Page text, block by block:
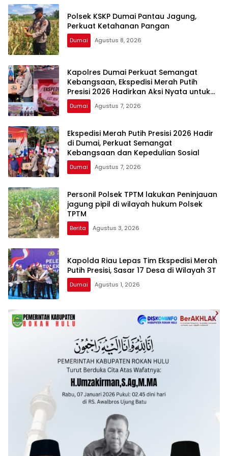
Polsek KSKP Dumai Pantau Jagung,
Perkuat Ketahanan Pangan
Dumai Agustus 8, 2026
Kapolres Dumai Perkuat Semangat
Kebangsaan, Ekspedisi Merah Putih
Presisi 2026 Hadirkan Aksi Nyata untuk
Rakyat
Dumai Agustus 7, 2026
Ekspedisi Merah Putih Presisi 2026 Hadir
di Dumai, Perkuat Semangat
Kebangsaan dan Kepedulian Sosial
Dumai Agustus 7, 2026
Personil Polsek TPTM lakukan Peninjauan
jagung pipil di wilayah hukum Polsek
TPTM
Berita Agustus 3, 2026
Kapolda Riau Lepas Tim Ekspedisi Merah
Putih Presisi, Sasar 17 Desa di Wilayah 3T
Dumai Agustus 1, 2026